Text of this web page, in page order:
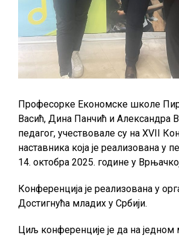
Професорке Економске школе
Васић, Дина Панчић и Александра
педагог, учествовале су на XVII
наставника која је реализована у
14. октобра 2025. године у
Конференција је реализована у
Достигнућа младих у Србији.
Циљ конференције је да на једном